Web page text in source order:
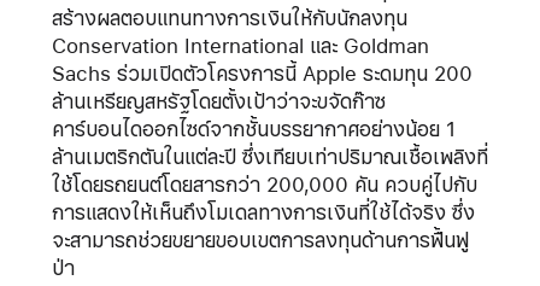
สร้างผลตอบแทนทางการเงินให้กับนักลงทุน
Conservation International และ Goldman
Sachs ร่วมเปิดตัวโครงการนี้ Apple ระดมทุน 200
ล้านเหรียญสหรัฐโดยตั้งเป้าว่าจะขจัดก๊าซ
คาร์บอนไดออกไซด์จากชั้นบรรยากาศอย่างน้อย 1
ล้านเมตริกตันในแต่ละปี ซึ่งเทียบเท่าปริมาณเชื้อเพลิงที่
ใช้โดยรถยนต์โดยสารกว่า 200,000 คัน ควบคู่ไปกับ
การแสดงให้เห็นถึงโมเดลทางการเงินที่ใช้ได้จริง ซึ่ง
จะสามารถช่วยขยายขอบเขตการลงทุนด้านการฟื้นฟู
ป่า